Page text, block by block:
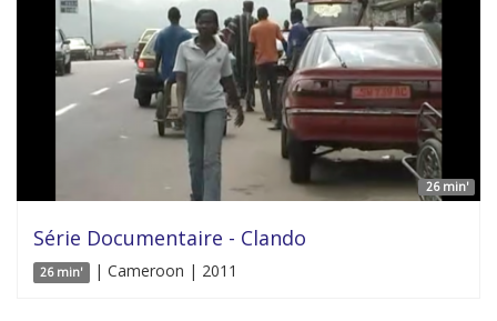
26 min'
Série Documentaire - Clando
26 min' | Cameroon | 2011